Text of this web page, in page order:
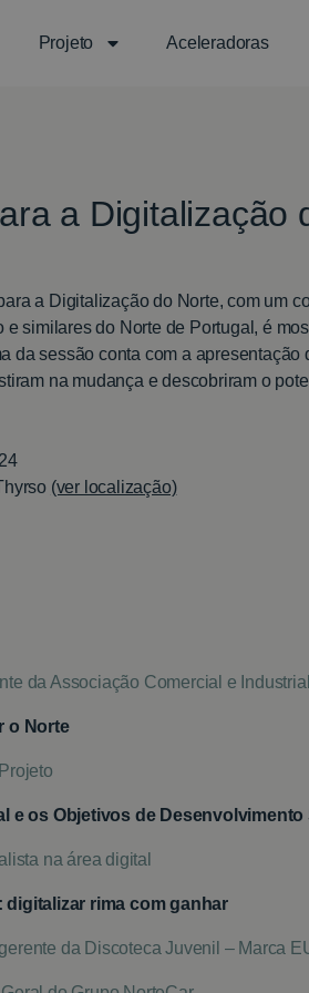
Projeto Aceleradoras
a Digitalização
a Digitalização do Norte, com um
e similares do Norte de Portugal, é
da sessão conta com a
na mudança e descobriram o
(ver localização)
da Associação Comercial e
o Norte
e os Objetivos de Desenvolvimento
na área digital
digitalizar rima com ganhar
da Discoteca Juvenil – Marca